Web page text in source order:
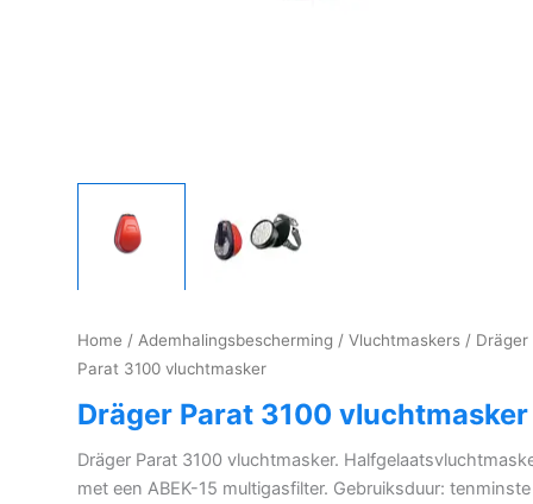
Home / Ademhalingsbescherming / Vluchtmaskers / Dräger
Parat 3100 vluchtmasker
Dräger Parat 3100 vluchtmasker
Dräger Parat 3100 vluchtmasker.
met een ABEK-15 multigasfilter. Gebruiksduur: